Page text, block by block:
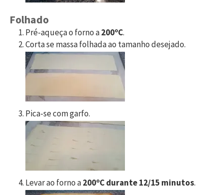
Folhado
Pré-aqueça o forno a200ºC.
Corta se massa folhada ao tamanho desejado.
Pica-se com garfo.
Levar ao forno a200ºC durante 12/15 minutos.